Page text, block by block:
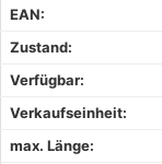
EAN:
Zustand:
Verfügbar:
Verkaufseinheit:
max. Länge: